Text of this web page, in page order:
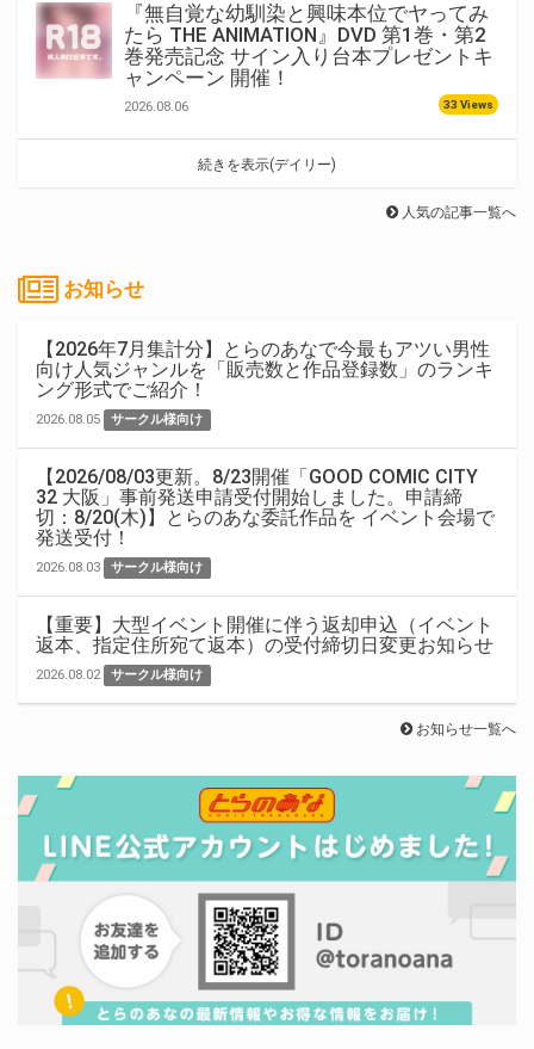
『無自覚な幼馴染と興味本位でヤってみ
たら THE ANIMATION』DVD 第1巻・第2
巻発売記念 サイン入り台本プレゼントキ
ャンペーン 開催！
2026.08.06 33 Views
続きを表示(デイリー)
人気の記事一覧へ
お知らせ
【2026年7月集計分】とらのあなで今最もアツい男性
向け人気ジャンルを「販売数と作品登録数」のランキ
ング形式でご紹介！
2026.08.05 サークル様向け
【2026/08/03更新。8/23開催「GOOD COMIC CITY
32 大阪」事前発送申請受付開始しました。申請締
切：8/20(木)】とらのあな委託作品を イベント会場で
発送受付！
2026.08.03 サークル様向け
【重要】大型イベント開催に伴う返却申込（イベント
返本、指定住所宛て返本）の受付締切日変更お知らせ
2026.08.02 サークル様向け
お知らせ一覧へ